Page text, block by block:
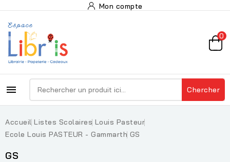
Mon compte
0
 Chercher
Accueil Listes Scolaires Louis Pasteur
Ecole Louis PASTEUR - Gammarth GS
GS